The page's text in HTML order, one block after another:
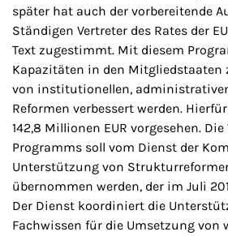
später hat auch der vorbereitende
Ständigen Vertreter des Rates der
Text zugestimmt. Mit diesem
Kapazitäten in den
von institutionellen,
Reformen verbessert werden.
142,8 Millionen EUR vorgesehen.
Programms soll vom Dienst der
Unterstützung von
übernommen werden, der im Juli
Der Dienst koordiniert die
Fachwissen für die Umsetzung von